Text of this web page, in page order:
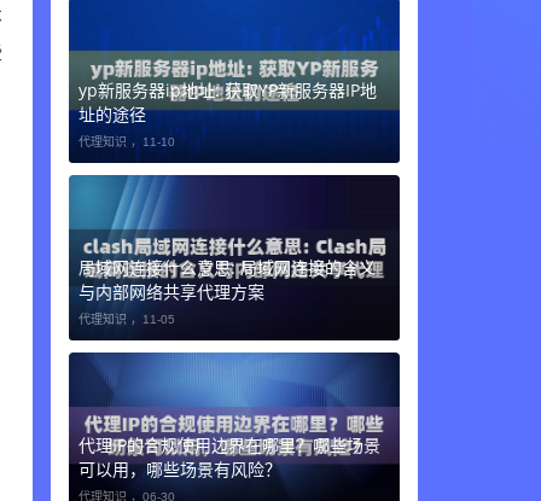
yp新服务器ip地址: 获取YP新服务器IP地
址的途径
11-10
局域网连接什么意思: 局域网连接的含义
与内部网络共享代理方案
代理IP的合规使用边界在哪里？哪些场景
可以用，哪些场景有风险？